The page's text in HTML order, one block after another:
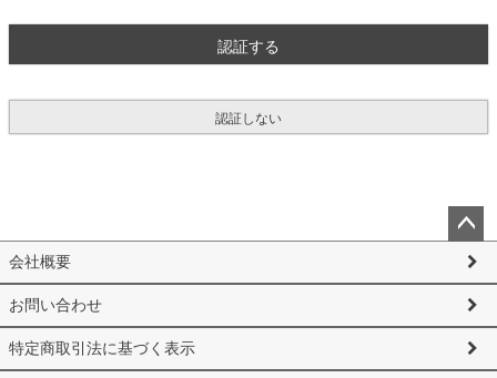
認証する
認証しない
ペー
ップ
へ
会社概要
お問い合わせ
特定商取引法に基づく表示